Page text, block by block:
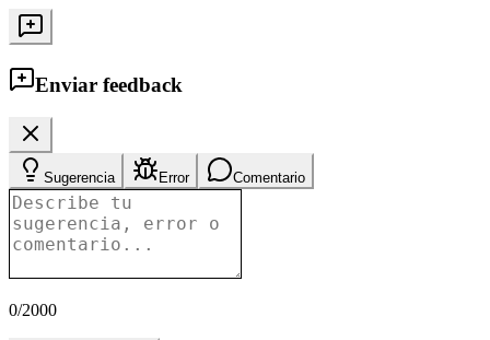
Enviar feedback
Sugerencia Error Comentario
0/2000